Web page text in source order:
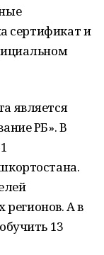
сертификат и
является
РБ». В
регионов. А в
13